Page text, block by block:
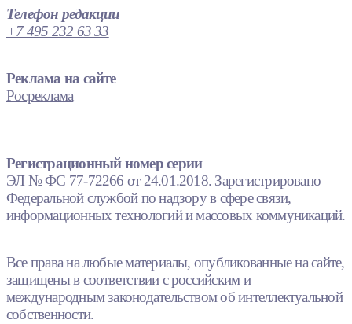
Телефон редакции
+7 495 232 63 33
Реклама на сайте
Росреклама
Регистрационный номер серии
ЭЛ № ФС 77-72266 от 24.01.2018. Зарегистрировано
Федеральной службой по надзору в сфере связи,
информационных технологий и массовых коммуникаций.
Все права на любые материалы, опубликованные на сайте,
защищены в соответствии с российским и
международным законодательством об интеллектуальной
собственности.